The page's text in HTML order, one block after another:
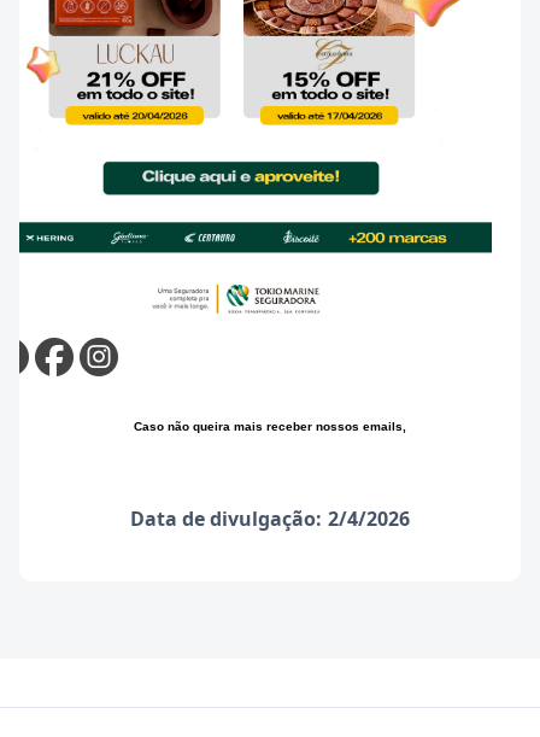
Caso não queira mais receber nossos emails,
Data de divulgação: 2/4/2026